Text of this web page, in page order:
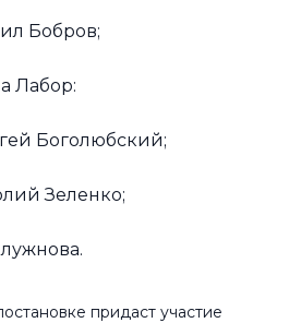
Бобров;
Лабор:
Боголюбский;
Зеленко;
придаст участие